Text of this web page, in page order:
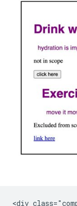
<div